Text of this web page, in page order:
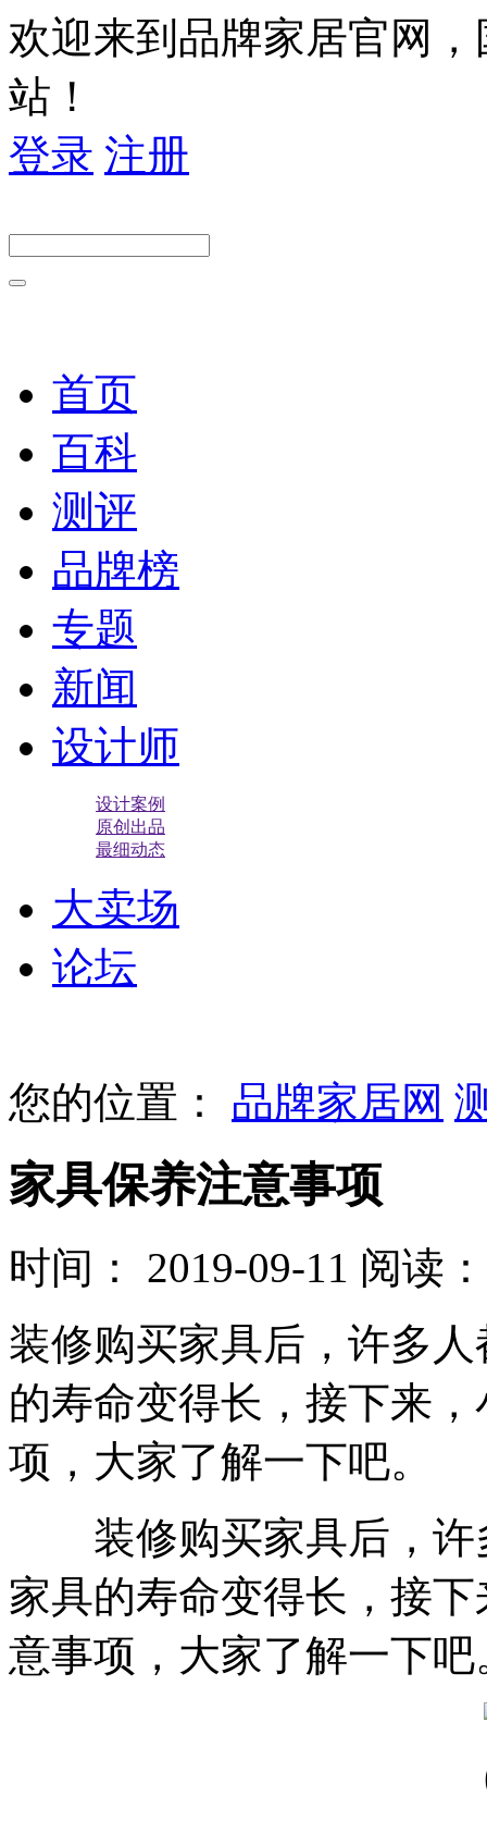
欢迎来到品牌家居官网
站！
登录 注册
首页
百科
测评
品牌榜
专题
新闻
设计师
设计案例
原创出品
最细动态
大卖场
论坛
您的位置： 品牌家居网
家具保养注意事项
时间： 2019-09-11 阅读
装修购买家具后，许多
的寿命变得长，接下来
项，大家了解一下吧。
装修购买家具后，许
家具的寿命变得长，接
意事项，大家了解一下吧